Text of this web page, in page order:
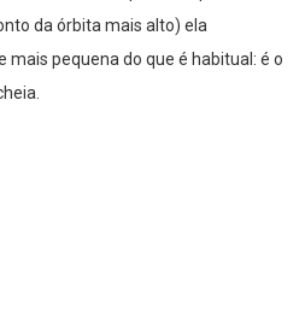
da órbita mais alto) ela
pequena do que é habitual: é o